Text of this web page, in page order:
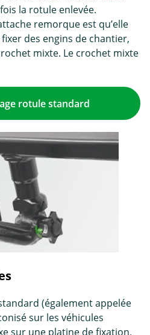
la rotule enlevée.
remorque est qu’elle
des engins de chantier,
mixte. Le crochet mixte
(également appelée
sur les véhicules
sur une platine de fixation,
rotule standard